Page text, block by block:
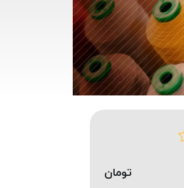
تومان